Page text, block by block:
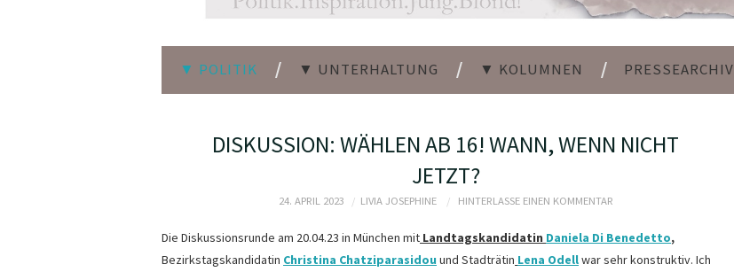
▼ POLITIK ▼ UNTERHALTUNG ▼ KOLUMNEN PRESSEARCHIV
DISKUSSION: WÄHLEN AB 16! WANN, WENN NICHT
JETZT?
24. APRIL 2023 LIVIA JOSEPHINE HINTERLASSE EINEN KOMMENTAR
Die Diskussionsrunde am 20.04.23 in München mit Landtagskandidatin Daniela Di Benedetto,
Bezirkstagskandidatin Christina Chatziparasidou und Stadträtin Lena Odellwar sehr konstruktiv. Ich